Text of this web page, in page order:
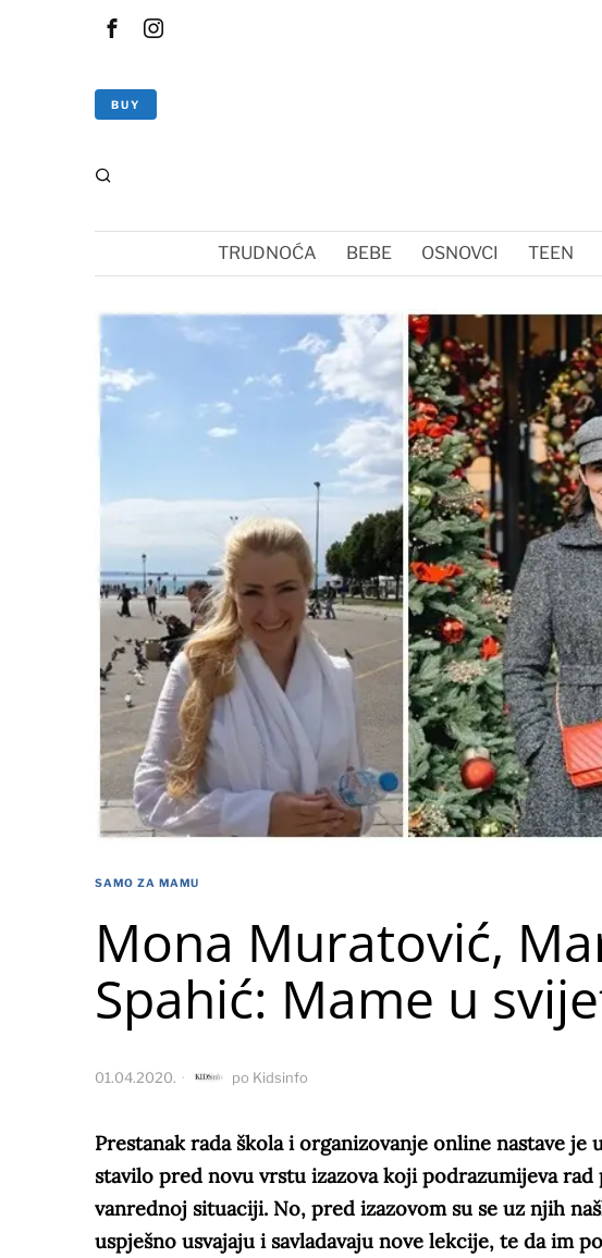
BUY
TRUDNOĆA BEBE OSNOVCI TEEN
SAMO ZA MAMU
Mona Muratović,
Spahić: Mame u
01.04.2020. po Kidsinfo
Prestanak rada škola i organizovanje online nastave
stavilo pred novu vrstu izazova koji podrazumijeva
vanrednoj situaciji. No, pred izazovom su se uz njih
uspješno usvajaju i savladavaju nove lekcije, te da im